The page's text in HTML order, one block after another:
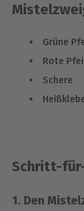
Grüne
Rote
Schere
Schritt-
1. Den